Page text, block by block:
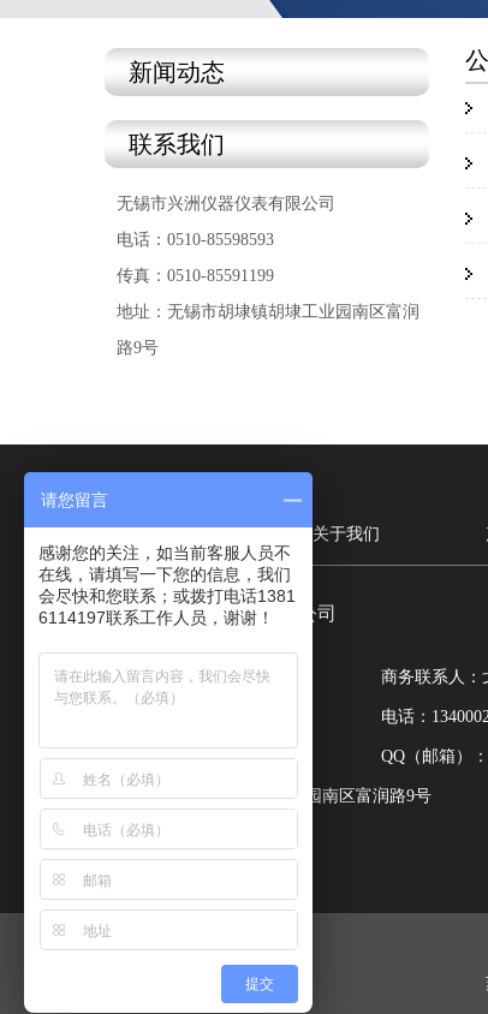
新闻动态
联系我们
无锡市兴洲仪器仪表有限公司
电话：0510-85598593
传真：0510-85591199
地址：无锡市胡埭镇胡埭工业园南区富润
路9号
关于我们
无锡市兴洲仪器仪表有限公司
电话：0510-85598593
邮编：214161
商务联系人：
电话：
QQ（邮箱）
地址：无锡市胡埭镇胡埭工业园南区富润路9号
请您留言
感谢您的关注，如当前客服人员不
在线，请填写一下您的信息，我们
会尽快和您联系；或拨打电话1381
6114197联系工作人员，谢谢！
提交